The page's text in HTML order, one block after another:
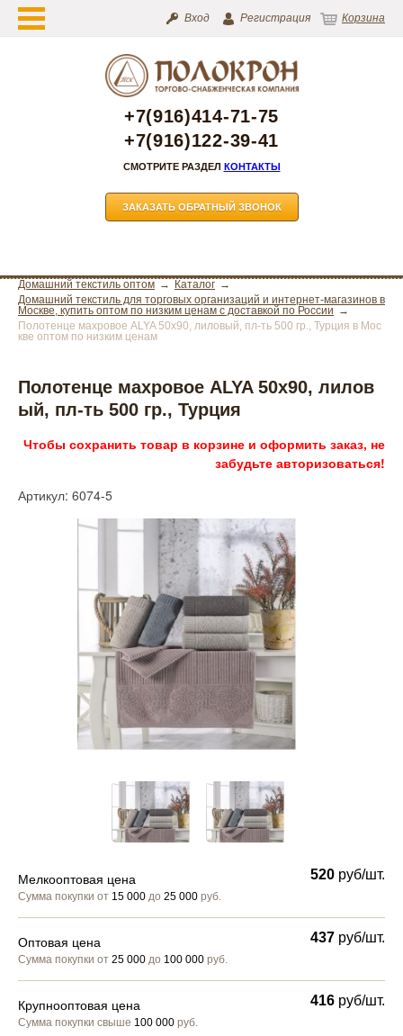
Вход Регистрация Корзина
+7(916)414-71-75
+7(916)122-39-41
СМОТРИТЕ РАЗДЕЛ КОНТАКТЫ
ЗАКАЗАТЬ ОБРАТНЫЙ ЗВОНОК
Домашний текстиль оптом
Каталог
Домашний текстиль для торговых организаций и интернет-магазинов в
Москве, купить оптом по низким ценам с доставкой по России
Полотенце махровое ALYA 50х90, лиловый, пл-ть 500 гр., Турция в Мос
кве оптом по низким ценам
Полотенце махровое ALYA 50х90, лилов
ый, пл-ть 500 гр., Турция
Чтобы сохранить товар в корзине и оформить заказ, не
забудьте авторизоваться!
Артикул: 6074-5
Мелкооптовая цена
Сумма покупки от 15 000 до 25 000 руб.
520 руб/шт.
Оптовая цена
Сумма покупки от 25 000 до 100 000 руб.
437 руб/шт.
Крупнооптовая цена
Сумма покупки свыше 100 000 руб.
416 руб/шт.